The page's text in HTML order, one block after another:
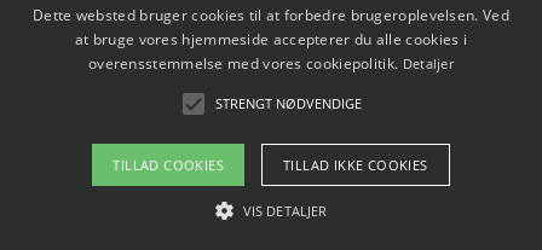
Spil kasinospil på et troværdigt online casino: Din
guide til sikker og sjov underholdning
Copyright 2026 - Pilanto Aps
Om / kontakt
Dette websted bruger cookies til at forbedre brugeroplevelsen. Ved
at bruge vores hjemmeside accepterer du alle cookies i
overensstemmelse med vores cookiepolitik. Detaljer
STRENGT NØDVENDIGE
TILLAD COOKIES TILLAD IKKE COOKIES
VIS DETALJER